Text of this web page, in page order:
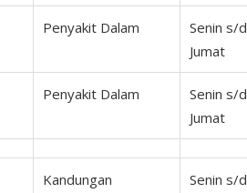
Penyakit Dalam
Senin s/d
Jumat
Penyakit Dalam
Senin s/d
Jumat
Kandungan
Senin s/d